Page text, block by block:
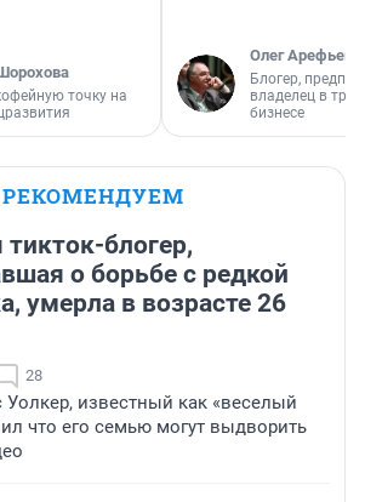
точку на
Олег Арефьев
Блогер,
владелец в
бизнесе
РЕКОМЕНДУЕМ
блогер,
о борьбе с редкой
умерла в возрасте 26
28
известный как «веселый
что его семью могут выдворить